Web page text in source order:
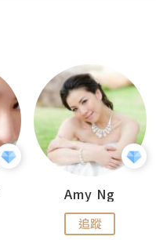
Amy Ng
追蹤